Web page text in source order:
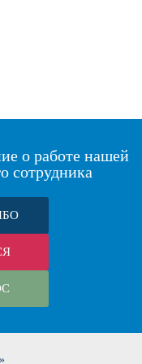
о работе нашей
сотрудника